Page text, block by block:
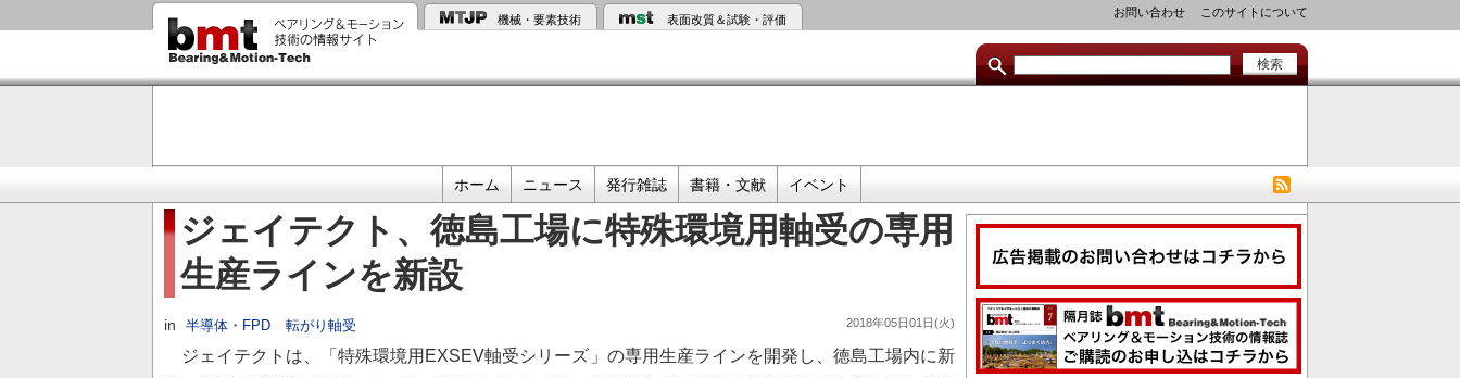
イ
ン
動
機械・要素技術 表面改質＆試験・評価
カ
ン
ン
ク
お問い合わせ このサイトについて
ラ
イ
リ
リ
ホーム ニュース 発行雑誌 書籍・文献 イベント
ジェイテクト、徳島工場に特殊環境用軸受の専用
生産ラインを新設
2018年05日01日(火)
in 半導体・FPD 転がり軸受
ジェイテクトは、「特殊環境用EXSEV軸受シリーズ」の専用生産ラインを開発し、徳島工場内に新